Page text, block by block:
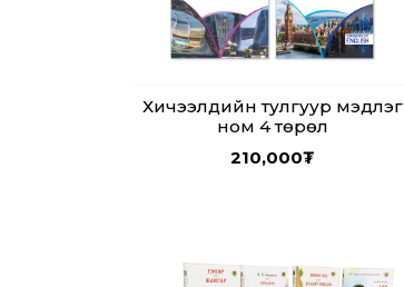
Хичээлүүдийн тулгуур мэдлэг
ном 4 төрөл
210,000₮